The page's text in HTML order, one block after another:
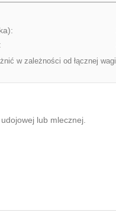
w zależności od łącznej wagi
lub mlecznej.